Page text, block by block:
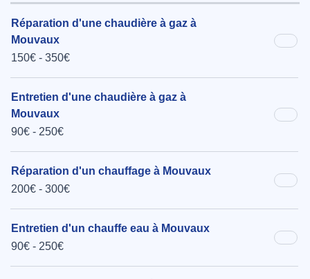
Réparation d'une chaudière à gaz à
Mouvaux
150€ - 350€
Entretien d'une chaudière à gaz à
Mouvaux
90€ - 250€
Réparation d'un chauffage à Mouvaux
200€ - 300€
Entretien d'un chauffe eau à Mouvaux
90€ - 250€